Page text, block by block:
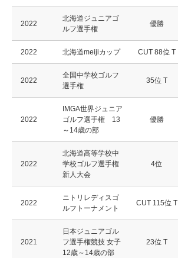
2022
北海道ジュニアゴ
ルフ選手権
優勝
2022 北海道meijiカップ CUT 88位 T
2022
全国中学校ゴルフ
選手権
35位 T
2022
IMGA世界ジュニア
ゴルフ選手権 13
～14歳の部
優勝
2022
北海道高等学校中
学校ゴルフ選手権
新人大会
4位
2022
ニトリレディスゴ
ルフトーナメント
CUT 115位 T
2021
日本ジュニアゴル
フ選手権競技 女子
12歳～14歳の部
23位 T